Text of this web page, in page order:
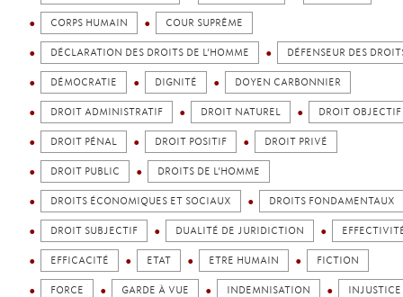
CORPS HUMAIN COUR SUPRÊME
DÉCLARATION DES DROITS DE L’HOMME DÉFENSEUR DES
DÉMOCRATIE DIGNITÉ DOYEN CARBONNIER
DROIT ADMINISTRATIF DROIT NATUREL DROIT OBJECTIF
DROIT PÉNAL DROIT POSITIF DROIT PRIVÉ
DROIT PUBLIC DROITS DE L’HOMME
DROITS ÉCONOMIQUES ET SOCIAUX DROITS FONDAMENTAUX
DROIT SUBJECTIF DUALITÉ DE JURIDICTION
EFFICACITÉ ETAT ETRE HUMAIN FICTION
FORCE GARDE À VUE INDEMNISATION INJUSTICE